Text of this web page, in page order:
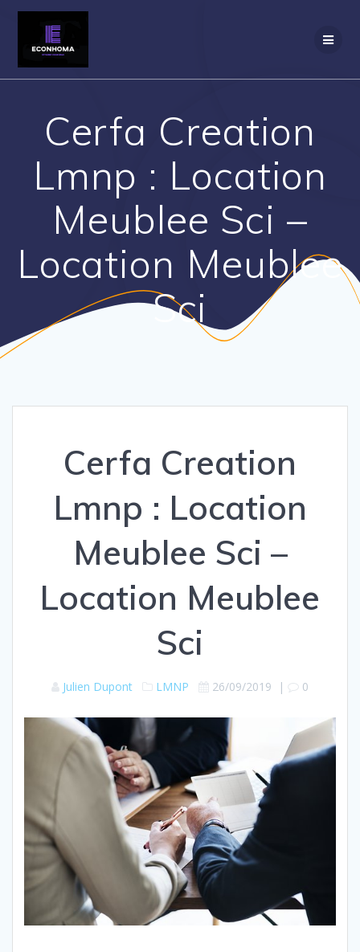
Cerfa Creation
Lmnp : Location
Meublee Sci –
Location Meublee
Sci
Cerfa Creation
Lmnp : Location
Meublee Sci –
Location Meublee
Sci
Julien Dupont LMNP 26/09/2019 | 0